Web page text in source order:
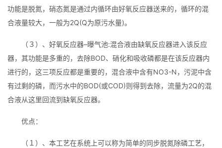
功能是脱氮，硝态氮是通过内循环由好氧反应器送来的，循环的混
合液量较大，一般为2Q(Q为原污水量)。
（３）、好氧反应器–曝气池:混合液由缺氧反应器进入该反应
器，其功能是多重的，去除BOD、硝化和吸收磷都是在该反应器内
进行的，这三项反应都是重要的，混合液中含有NO3-N，污泥中含
有过剩的磷，而污水中的BOD(或COD)则得到去除，流量为2Q的混
合液从这里回流到缺氧反应器。
优点：
（１）、本工艺在系统上可以称为简单的同步脱氮除磷工艺，